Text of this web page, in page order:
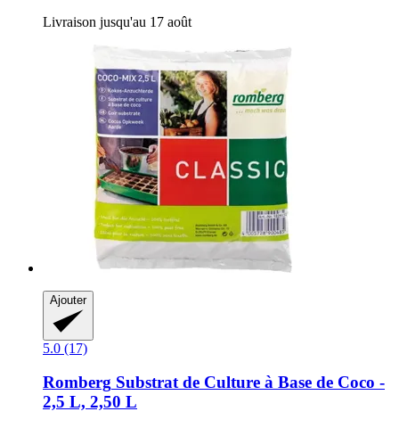
Livraison jusqu'au 17 août
Ajouter
5.0 (17)
Romberg Substrat de Culture à Base de Coco -​
2,5 L, 2,50 L